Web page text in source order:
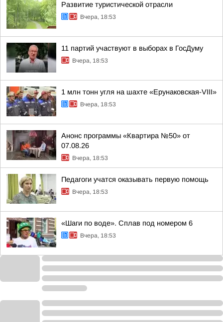
Развитие туристической отрасли
Вчера, 18:53
11 партий участвуют в выборах в ГосДуму
Вчера, 18:53
1 млн тонн угля на шахте «Ерунаковская-VIII»
Вчера, 18:53
Анонс программы «Квартира №50» от
07.08.26
Вчера, 18:53
Педагоги учатся оказывать первую помощь
Вчера, 18:53
«Шаги по воде». Сплав под номером 6
Вчера, 18:53